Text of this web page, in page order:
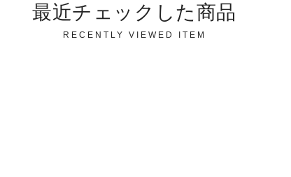
最近チェックした商品
RECENTLY VIEWED ITEM